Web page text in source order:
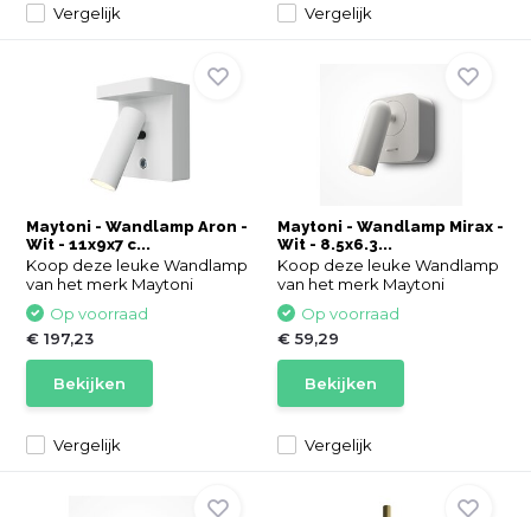
Vergelijk Vergelijk
Maytoni - Wandlamp Aron -
Wit - 11x9x7 c...
Koop deze leuke Wandlamp
van het merk Maytoni
Vergelijk
Op voorraad
€ 197,23
Bekijken
Maytoni - Wandlamp Mirax -
Wit - 8.5x6.3...
Koop deze leuke Wandlamp
van het merk Maytoni
Vergelijk
Op voorraad
€ 59,29
Bekijken